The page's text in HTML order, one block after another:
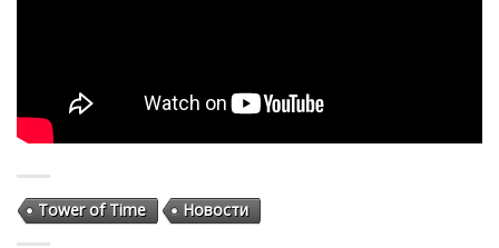
Tower of Time Новости